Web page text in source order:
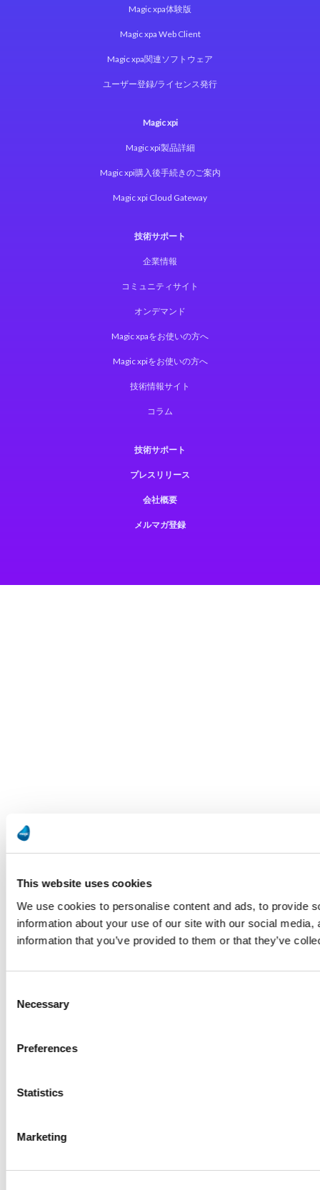
This website uses cookies
We use cookies to personalise content and ads, to provide
information about your use of our site with our social
information that you’ve provided to them or that they’ve
Selection
Necessary
Preferences
Statistics
Marketing
Magic xpa体験版
Magic xpa Web Client
Magic xpa関連ソフトウェア
ユーザー登録/ライセンス発行
Magic xpi
Magic xpi製品詳細
Magic xpi購入後手続きのご案内
Magic xpi Cloud Gateway
技術サポート
企業情報
コミュニティサイト
オンデマンド
Magic xpaをお使いの方へ
Magic xpiをお使いの方へ
技術情報サイト
コラム
技術サポート
プレスリリース
会社概要
メルマガ登録